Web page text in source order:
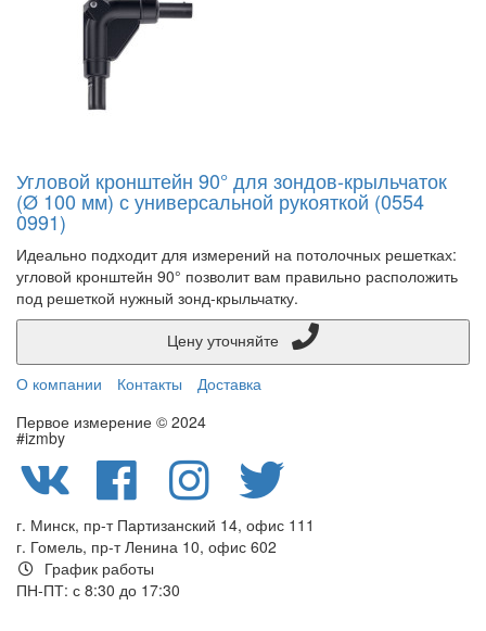
Угловой кронштейн 90° для зондов-крыльчаток
(Ø 100 мм) с универсальной рукояткой (0554
0991)
Идеально подходит для измерений на потолочных решетках:
угловой кронштейн 90° позволит вам правильно расположить
под решеткой нужный зонд-крыльчатку.
О компании
Контакты
Доставка
Первое измерение © 2024
#izmby
г. Минск, пр-т Партизанский 14, офис 111
г. Гомель, пр-т Ленина 10, офис 602
График работы
ПН-ПТ: с 8:30 до 17:30